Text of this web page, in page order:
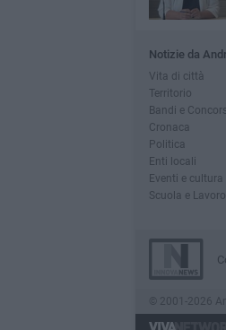
Notizie da
Vita di città
Territorio
Bandi e
Cronaca
Politica
Enti locali
Eventi e cultura
Scuola e Lavoro
© 2001-2026